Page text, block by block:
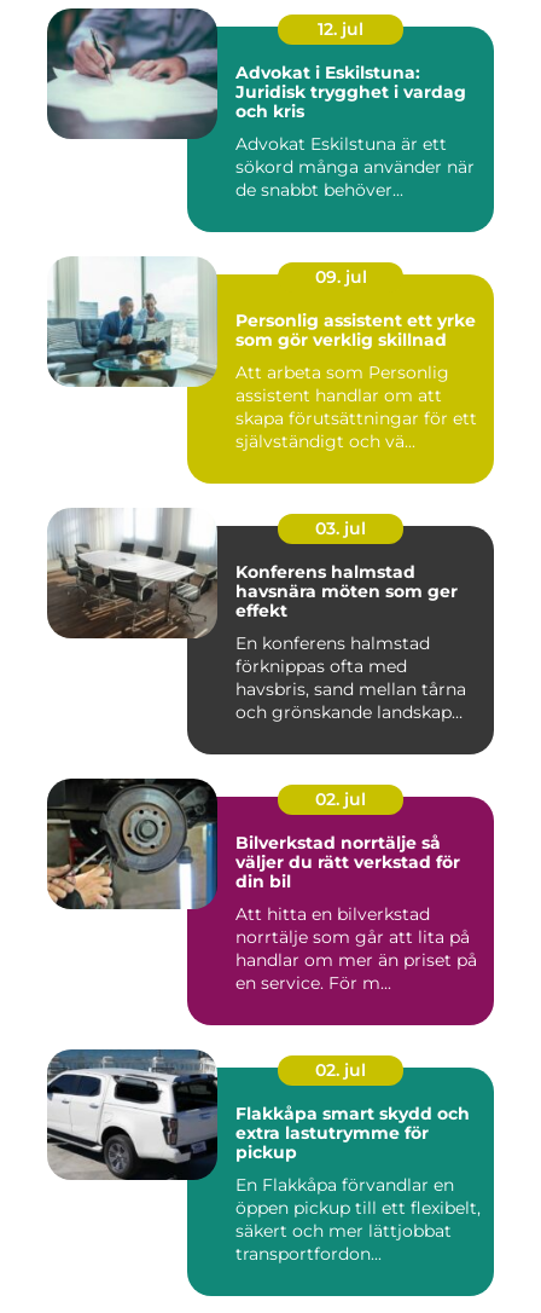
12. jul
Advokat i Eskilstuna:
Juridisk trygghet i vardag
och kris
Advokat Eskilstuna är ett
sökord många använder när
de snabbt behöver...
09. jul
Personlig assistent ett yrke
som gör verklig skillnad
Att arbeta som Personlig
assistent handlar om att
skapa förutsättningar för ett
självständigt och vä...
03. jul
Konferens halmstad
havsnära möten som ger
effekt
En konferens halmstad
förknippas ofta med
havsbris, sand mellan tårna
och grönskande landskap
02. jul
Bilverkstad norrtälje så
väljer du rätt verkstad för
din bil
Att hitta en bilverkstad
norrtälje som går att lita på
handlar om mer än priset på
en service. För m...
02. jul
Flakkåpa smart skydd och
extra lastutrymme för
pickup
En Flakkåpa förvandlar en
öppen pickup till ett flexibelt,
säkert och mer lättjobbat
transportfordon...